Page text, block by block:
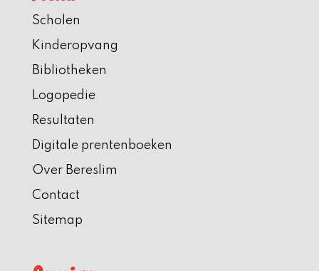
Scholen
Kinderopvang
Bibliotheken
Logopedie
Resultaten
Digitale prentenboeken
Over Bereslim
Contact
Sitemap